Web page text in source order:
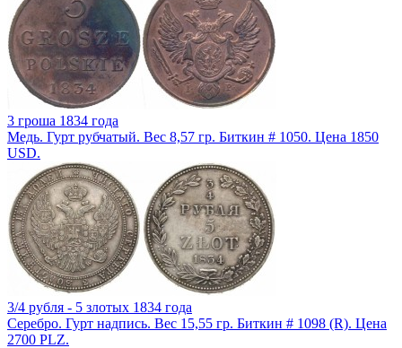
3 гроша 1834 года
Медь. Гурт рубчатый. Вес 8,57 гр. Биткин # 1050. Цена 1850
USD.
3/4 рубля - 5 злотых 1834 года
Серебро. Гурт надпись. Вес 15,55 гр. Биткин # 1098 (R). Цена
2700 PLZ.